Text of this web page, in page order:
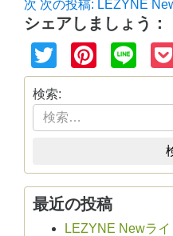
次 次の投稿: LEZYNE
シェアしましょう：
Twitter Line
検索:
最近の投稿
LEZYNE Newライ